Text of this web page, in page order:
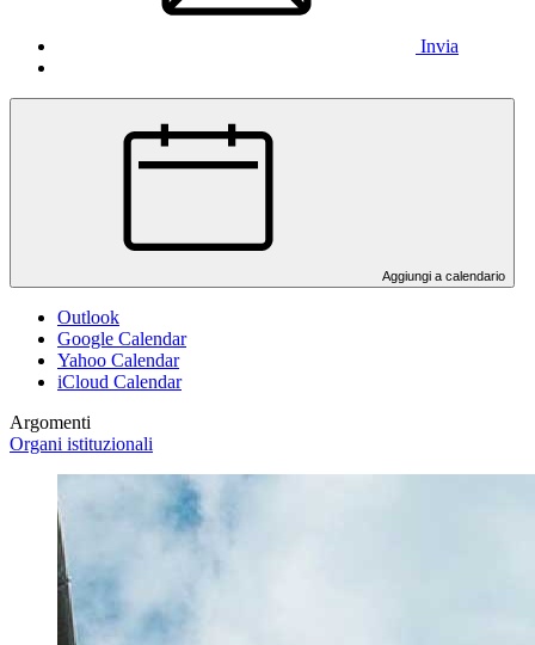
Invia
Aggiungi a calendario
Outlook
Google Calendar
Yahoo Calendar
iCloud Calendar
Argomenti
Organi istituzionali